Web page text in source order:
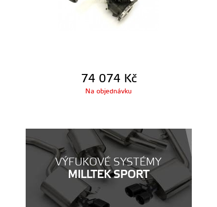
74 074 Kč
Na objednávku
VÝFUKOVÉ SYSTÉMY
MILLTEK SPORT